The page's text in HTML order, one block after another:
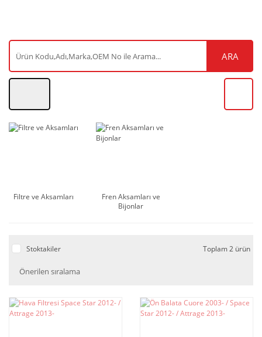
ARA
Filtre ve Aksamları
Fren Aksamları ve
Bijonlar
Stoktakiler Toplam 2 ürün